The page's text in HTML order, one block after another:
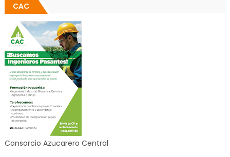
CAC
Consorcio Azucarero Central